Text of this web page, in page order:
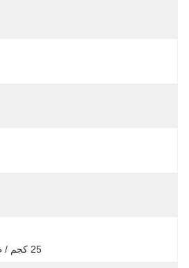
25 كجم / طبل ، حسب طلب العملاء